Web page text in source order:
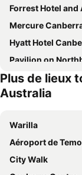
Forrest Hotel and
Mercure
Hyatt Hotel Canberra - A
Pavilion on
Mantra
ibis Styles
Abode Belconnen
Canberra
Deco Hotel
Plus de lieux
Australia
Warilla
Aéroport de
City Walk